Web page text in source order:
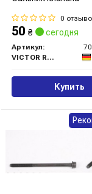
0
50 ₴ сегодня
Артикул:
VICTOR REINZ
Купить